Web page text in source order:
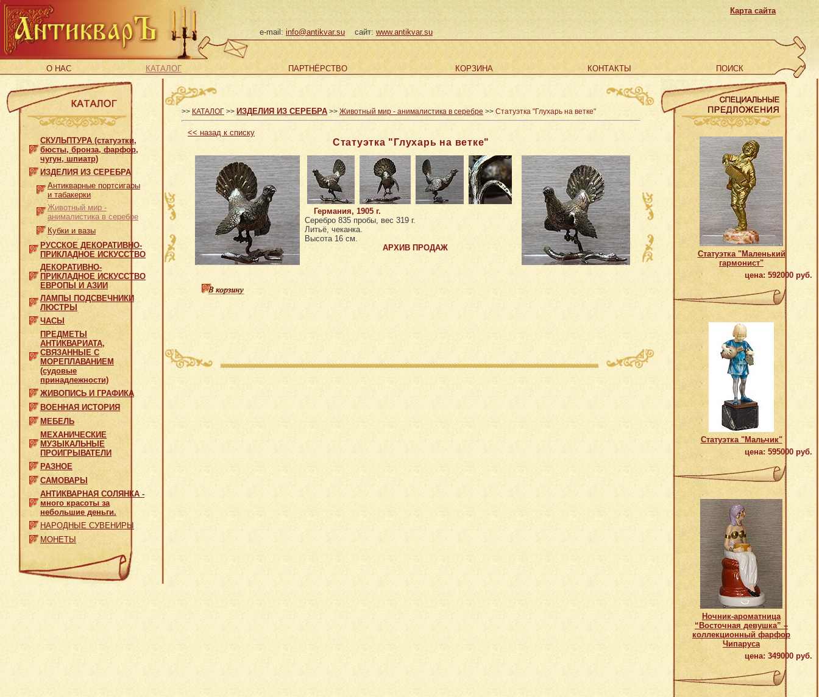
Карта сайта
e-mail: info@antikvar.su сайт: www.antikvar.su
О НАС КАТАЛОГ ПАРТНЁРСТВО КОРЗИНА КОНТАКТЫ ПОИСК
СКУЛЬПТУРА (статуэтки,
бюсты, бронза, фарфор,
чугун, шпиатр)
ИЗДЕЛИЯ ИЗ СЕРЕБРА
Антикварные портсигары
и табакерки
Животный мир -
анималистика в серебре
Кубки и вазы
РУССКОЕ ДЕКОРАТИВНО-
ПРИКЛАДНОЕ ИСКУССТВО
ДЕКОРАТИВНО-
ПРИКЛАДНОЕ ИСКУССТВО
ЕВРОПЫ И АЗИИ
ЛАМПЫ ПОДСВЕЧНИКИ
ЛЮСТРЫ
ЧАСЫ
ПРЕДМЕТЫ
АНТИКВАРИАТА,
СВЯЗАННЫЕ С
МОРЕПЛАВАНИЕМ
(судовые
принадлежности)
ЖИВОПИСЬ И ГРАФИКА
ВОЕННАЯ ИСТОРИЯ
МЕБЕЛЬ
МЕХАНИЧЕСКИЕ
МУЗЫКАЛЬНЫЕ
ПРОИГРЫВАТЕЛИ
РАЗНОЕ
САМОВАРЫ
АНТИКВАРНАЯ СОЛЯНКА -
много красоты за
небольшие деньги.
НАРОДНЫЕ СУВЕНИРЫ
МОНЕТЫ
>> КАТАЛОГ >> ИЗДЕЛИЯ ИЗ СЕРЕБРА >> Животный мир - анималистика в серебре >> Статуэтка "Глухарь на ветке"
<< назад к списку
Статуэтка "Глухарь на ветке"
Германия, 1905 г.
Серебро 835 пробы, вес 319 г.
Литьё, чеканка.
Высота 16 см.
АРХИВ ПРОДАЖ
Статуэтка "Маленький
гармонист"
цена: 592000 руб.
Статуэтка "Мальчик"
цена: 595000 руб.
Ночник-ароматница
“Восточная девушка” –
коллекционный фарфор
Чипаруса
цена: 349000 руб.